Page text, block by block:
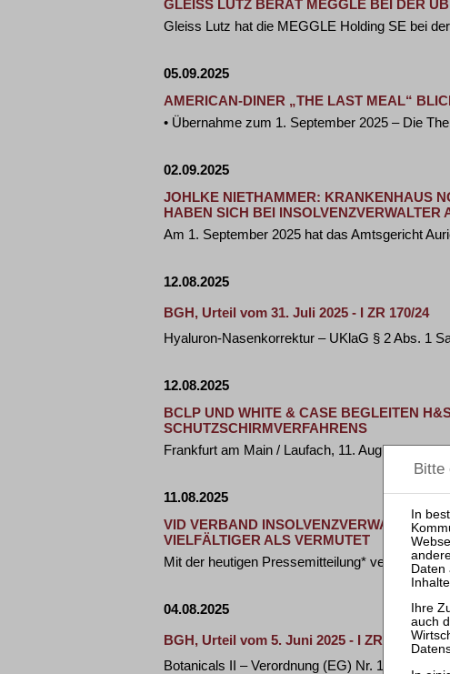
GLEISS LUTZ BERÄT MEGGLE BEI DER
Gleiss Lutz hat die MEGGLE Holding SE bei
05.09.2025
AMERICAN-DINER „THE LAST MEAL“
• Übernahme zum 1. September 2025 – Die
02.09.2025
JOHLKE NIETHAMMER: KRANKENHAUS
HABEN SICH BEI INSOLVENZVERWALTER
Am 1. September 2025 hat das Amtsgericht
12.08.2025
BGH, Urteil vom 31. Juli 2025 - I ZR 170/24
Hyaluron-Nasenkorrektur – UKlaG § 2 Abs. 1
12.08.2025
BCLP UND WHITE & CASE BEGLEITEN
SCHUTZSCHIRMVERFAHRENS
Frankfurt am Main / Laufach, 11. August 2025
11.08.2025
VID VERBAND INSOLVENZVERWALTER
VIELFÄLTIGER ALS VERMUTET
Mit der heutigen Pressemitteilung*
04.08.2025
BGH, Urteil vom 5. Juni 2025 - I ZR 109/22
Botanicals II – Verordnung (EG) Nr. 1924/2006